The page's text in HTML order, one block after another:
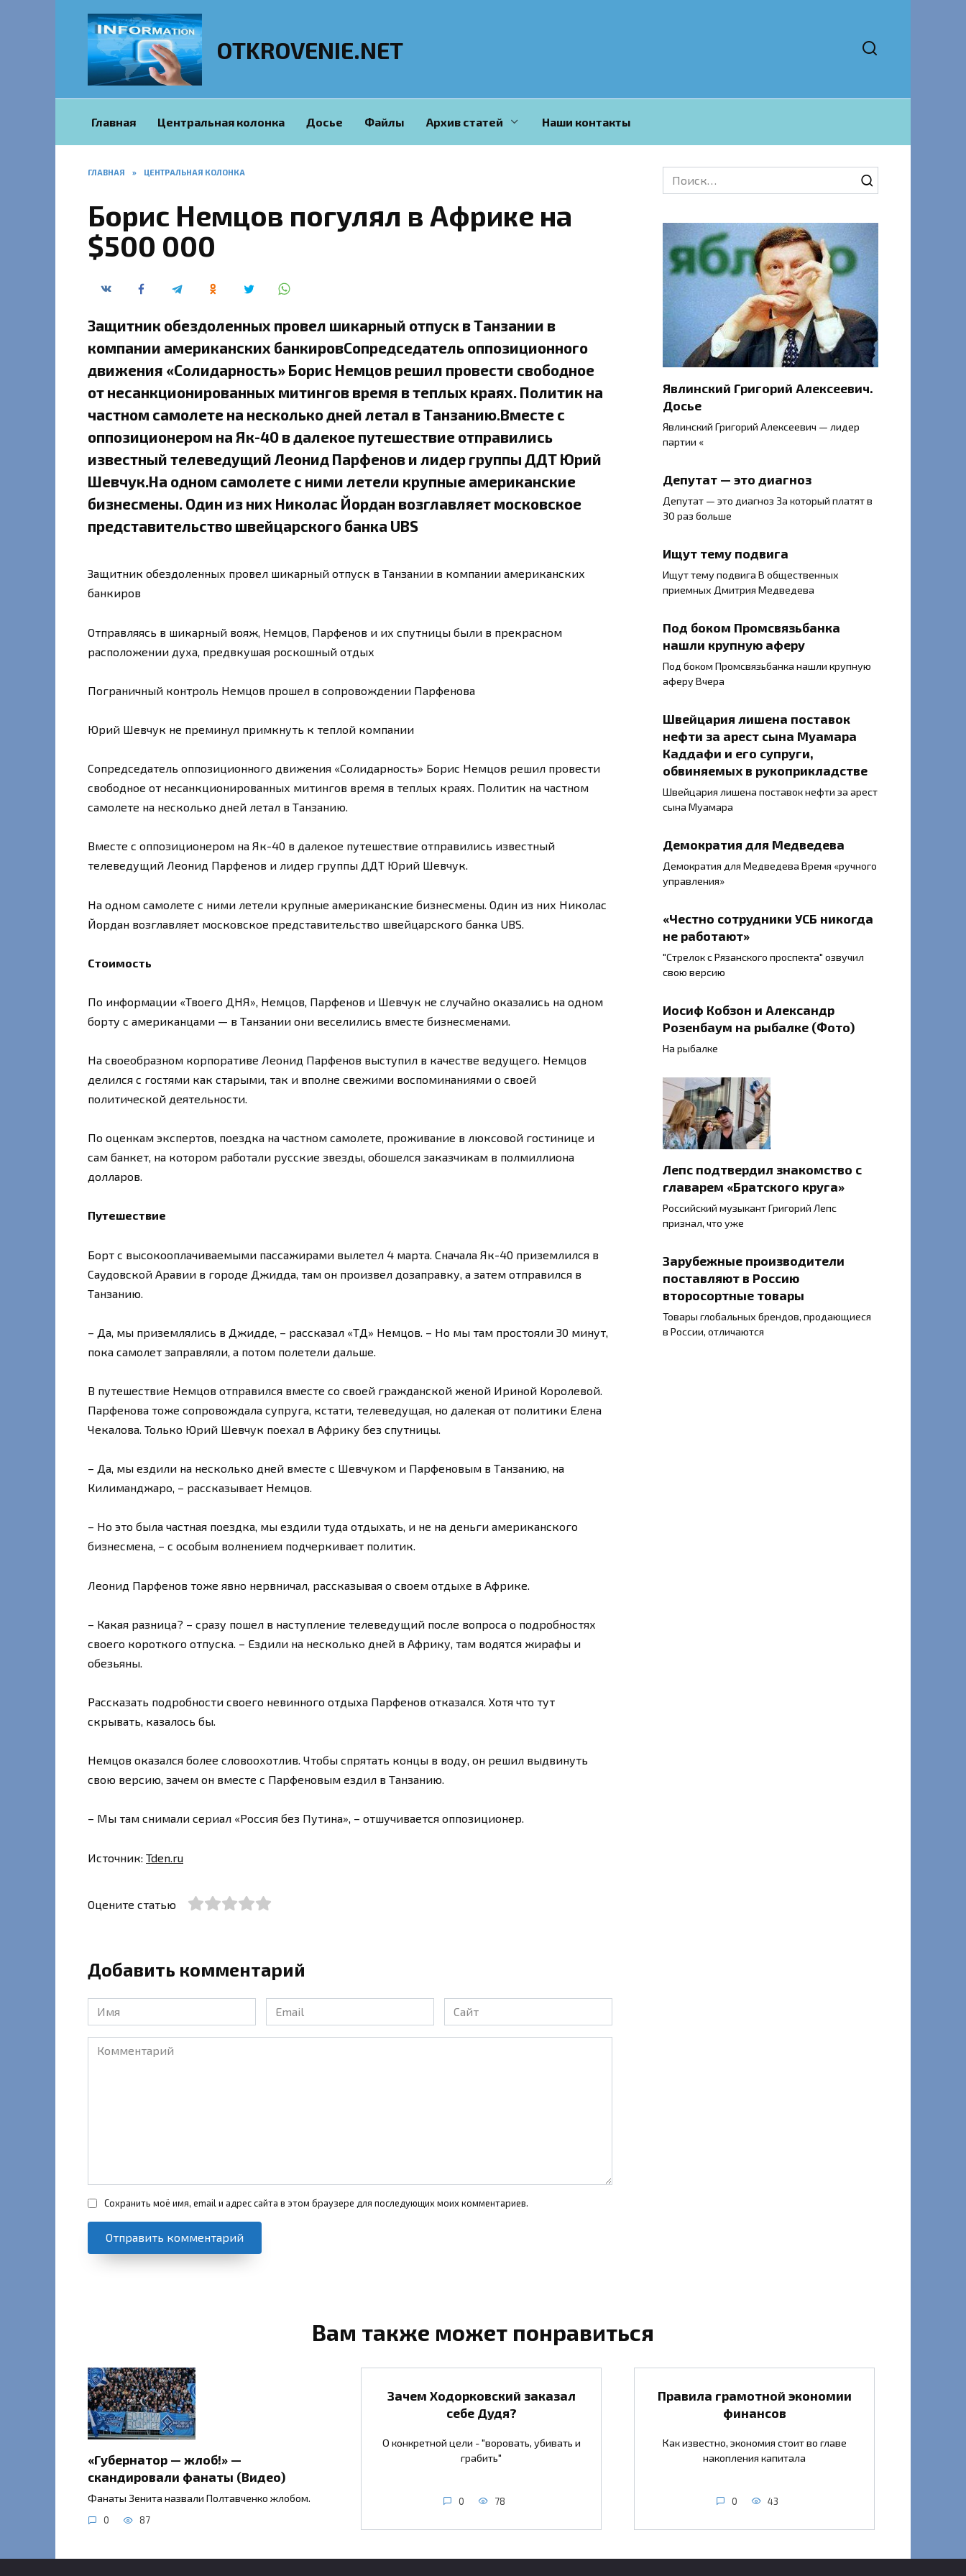
OTKROVENIE.NET
Главная Центральная колонка Досье Файлы Архив статей Наши контакты
ГЛАВНАЯ » ЦЕНТРАЛЬНАЯ КОЛОНКА
Борис Немцов погулял в Африке на
$500 000
Защитник обездоленных провел шикарный отпуск в Танзании в
компании американских банкировСопредседатель оппозиционного
движения «Солидарность» Борис Немцов решил провести свободное
от несанкционированных митингов время в теплых краях. Политик на
частном самолете на несколько дней летал в Танзанию.Вместе с
оппозиционером на Як-40 в далекое путешествие отправились
известный телеведущий Леонид Парфенов и лидер группы ДДТ Юрий
Шевчук.На одном самолете с ними летели крупные американские
бизнесмены. Один из них Николас Йордан возглавляет московское
представительство швейцарского банка UBS
Защитник обездоленных провел шикарный отпуск в Танзании в компании американских
банкиров
Отправляясь в шикарный вояж, Немцов, Парфенов и их спутницы были в прекрасном
расположении духа, предвкушая роскошный отдых
Пограничный контроль Немцов прошел в сопровождении Парфенова
Юрий Шевчук не преминул примкнуть к теплой компании
Сопредседатель оппозиционного движения «Солидарность» Борис Немцов решил провести
свободное от несанкционированных митингов время в теплых краях. Политик на частном
самолете на несколько дней летал в Танзанию.
Вместе с оппозиционером на Як-40 в далекое путешествие отправились известный
телеведущий Леонид Парфенов и лидер группы ДДТ Юрий Шевчук.
На одном самолете с ними летели крупные американские бизнесмены. Один из них Николас
Йордан возглавляет московское представительство швейцарского банка UBS.
Стоимость
По информации «Твоего ДНЯ», Немцов, Парфенов и Шевчук не случайно оказались на одном
борту с американцами — в Танзании они веселились вместе бизнесменами.
На своеобразном корпоративе Леонид Парфенов выступил в качестве ведущего. Немцов
делился с гостями как старыми, так и вполне свежими воспоминаниями о своей
политической деятельности.
По оценкам экспертов, поездка на частном самолете, проживание в люксовой гостинице и
сам банкет, на котором работали русские звезды, обошелся заказчикам в полмиллиона
долларов.
Путешествие
Борт с высокооплачиваемыми пассажирами вылетел 4 марта. Сначала Як-40 приземлился в
Саудовской Аравии в городе Джидда, там он произвел дозаправку, а затем отправился в
Танзанию.
– Да, мы приземлялись в Джидде, – рассказал «ТД» Немцов. – Но мы там простояли 30 минут,
пока самолет заправляли, а потом полетели дальше.
В путешествие Немцов отправился вместе со своей гражданской женой Ириной Королевой.
Парфенова тоже сопровождала супруга, кстати, телеведущая, но далекая от политики Елена
Чекалова. Только Юрий Шевчук поехал в Африку без спутницы.
– Да, мы ездили на несколько дней вместе с Шевчуком и Парфеновым в Танзанию, на
Килиманджаро, – рассказывает Немцов.
– Но это была частная поездка, мы ездили туда отдыхать, и не на деньги американского
бизнесмена, – с особым волнением подчеркивает политик.
Леонид Парфенов тоже явно нервничал, рассказывая о своем отдыхе в Африке.
– Какая разница? – сразу пошел в наступление телеведущий после вопроса о подробностях
своего короткого отпуска. – Ездили на несколько дней в Африку, там водятся жирафы и
обезьяны.
Рассказать подробности своего невинного отдыха Парфенов отказался. Хотя что тут
скрывать, казалось бы.
Немцов оказался более словоохотлив. Чтобы спрятать концы в воду, он решил выдвинуть
свою версию, зачем он вместе с Парфеновым ездил в Танзанию.
– Мы там снимали сериал «Россия без Путина», – отшучивается оппозиционер.
Источник: Tden.ru
Оцените статью
Добавить комментарий
Имя
*
Email
*
Сайт
Комментарий
Сохранить моё имя, email и адрес сайта в этом браузере для последующих моих комментариев.
Search
for:
Явлинский Григорий Алексеевич.
Досье
Явлинский Григорий Алексеевич — лидер
партии «
Депутат — это диагноз
Депутат — это диагноз За который платят в
30 раз больше
Ищут тему подвига
Ищут тему подвига В общественных
приемных Дмитрия Медведева
Под боком Промсвязьбанка
нашли крупную аферу
Под боком Промсвязьбанка нашли крупную
аферу Вчера
Швейцария лишена поставок
нефти за арест сына Муамара
Каддафи и его супруги,
обвиняемых в рукоприкладстве
Швейцария лишена поставок нефти за арест
сына Муамара
Демократия для Медведева
Демократия для Медведева Время «ручного
управления»
«Честно сотрудники УСБ никогда
не работают»
"Стрелок с Рязанского проспекта" озвучил
свою версию
Иосиф Кобзон и Александр
Розенбаум на рыбалке (Фото)
На рыбалке
Лепс подтвердил знакомство с
главарем «Братского круга»
Российский музыкант Григорий Лепс
признал, что уже
Зарубежные производители
поставляют в Россию
второсортные товары
Товары глобальных брендов, продающиеся
в России, отличаются
Вам также может понравиться
«Губернатор — жлоб!» —
скандировали фанаты (Видео)
Фанаты Зенита назвали Полтавченко жлобом.
0 87
Зачем Ходорковский заказал
себе Дудя?
О конкретной цели - "воровать, убивать и
грабить"
0 78
Правила грамотной экономии
финансов
Как известно, экономия стоит во главе
накопления капитала
0 43